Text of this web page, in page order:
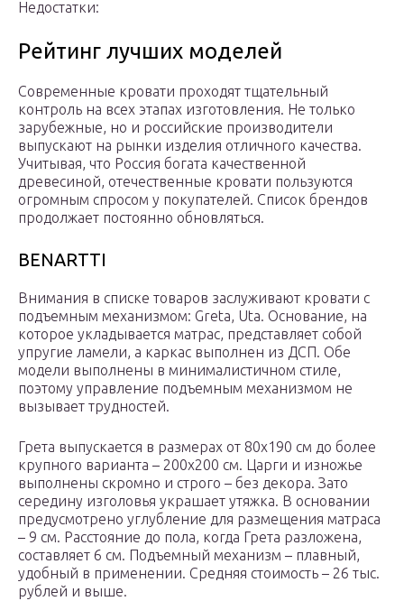
Недостатки:
Рейтинг лучших моделей
Современные кровати проходят тщательный
контроль на всех этапах изготовления. Не только
зарубежные, но и российские производители
выпускают на рынки изделия отличного качества.
Учитывая, что Россия богата качественной
древесиной, отечественные кровати пользуются
огромным спросом у покупателей. Список брендов
продолжает постоянно обновляться.
BENARTTI
Внимания в списке товаров заслуживают кровати с
подъемным механизмом: Greta, Uta. Основание, на
которое укладывается матрас, представляет собой
упругие ламели, а каркас выполнен из ДСП. Обе
модели выполнены в минималистичном стиле,
поэтому управление подъемным механизмом не
вызывает трудностей.
Грета выпускается в размерах от 80х190 см до более
крупного варианта – 200х200 см. Царги и изножье
выполнены скромно и строго – без декора. Зато
середину изголовья украшает утяжка. В основании
предусмотрено углубление для размещения матраса
– 9 см. Расстояние до пола, когда Грета разложена,
составляет 6 см. Подъемный механизм – плавный,
удобный в применении. Средняя стоимость – 26 тыс.
рублей и выше.